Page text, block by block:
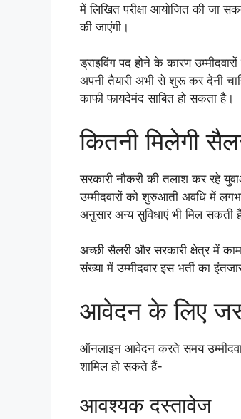
में लिखित परीक्षा आयोजित की जा
की जाएंगी।
ड्राइविंग पद होने के कारण
अपनी तैयारी अभी से शुरू कर देनी
काफी फायदेमंद साबित हो सकता है।
कितनी मिलेगी
सरकारी नौकरी की तलाश कर रहे
उम्मीदवारों को शुरुआती अवधि में
अनुसार अन्य सुविधाएं भी मिल सकती
अच्छी सैलरी और सरकारी क्षेत्र में
संख्या में उम्मीदवार इस भर्ती का
आवेदन के लिए
ऑनलाइन आवेदन करते समय
शामिल हो सकते हैं-
आवश्यक दस्तावेज